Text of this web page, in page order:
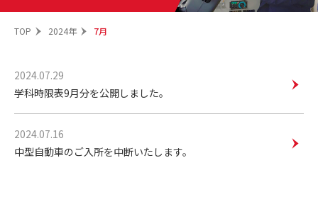
TOP 2024年 7月
2024.07.29
学科時限表9月分を公開しました。
2024.07.16
中型自動車のご入所を中断いたします。